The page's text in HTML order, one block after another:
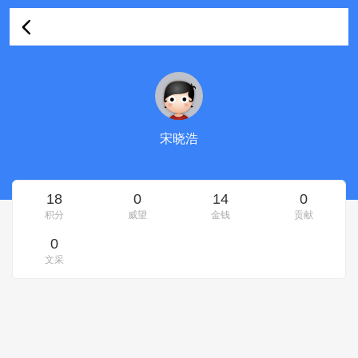
宋晓浩的资料
宋晓浩
18
积分
0
威望
14
金钱
0
贡献
0
文采